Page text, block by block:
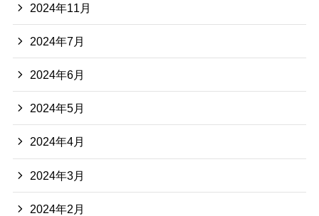
2024年11月
2024年7月
2024年6月
2024年5月
2024年4月
2024年3月
2024年2月